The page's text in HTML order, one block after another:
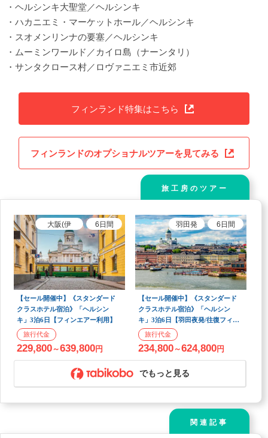
・ヘルシンキ大聖堂／ヘルシンキ
・ハカニエミ・マーケットホール／ヘルシンキ
・スオメンリンナの要塞／ヘルシンキ
・ムーミンワールド／カイロ島（ナーンタリ）
・サンタクロース村／ロヴァニエミ市近郊
フィンランド特集はこちら
フィンランドのオプショナルツアーを見てみる
旅工房のツアー
【セール開催中】《スタンダード
クラスホテル宿泊》「ヘルシン
キ」3泊6日【フィンエアー利用】
大阪(伊
丹)、大阪
(関空)発
6 日間
229,800～639,800円
【セール開催中】《スタンダード
クラスホテル宿泊》「ヘルシン
キ」3泊6日【羽田夜発/往復フィン
エアー直行便利用】
羽田発 6 日間
234,800～624,800円
でもっと見る
関連記事